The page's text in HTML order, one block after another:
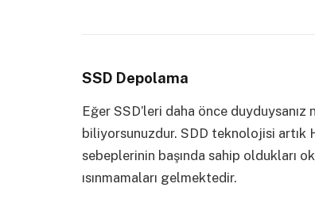
SSD Depolama
Eğer SSD’leri daha önce duyduysanız
biliyorsunuzdur. SDD teknolojisi artık
sebeplerinin başında sahip oldukları
ısınmamaları gelmektedir.